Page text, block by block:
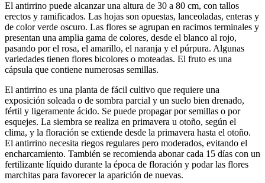
El antirrino puede alcanzar una altura de 30 a 80 cm, con tallos
erectos y ramificados. Las hojas son opuestas, lanceoladas, enteras y
de color verde oscuro. Las flores se agrupan en racimos terminales y
presentan una amplia gama de colores, desde el blanco al rojo,
pasando por el rosa, el amarillo, el naranja y el púrpura. Algunas
variedades tienen flores bicolores o moteadas. El fruto es una
cápsula que contiene numerosas semillas.
El antirrino es una planta de fácil cultivo que requiere una
exposición soleada o de sombra parcial y un suelo bien drenado,
fértil y ligeramente ácido. Se puede propagar por semillas o por
esquejes. La siembra se realiza en primavera u otoño, según el
clima, y la floración se extiende desde la primavera hasta el otoño.
El antirrino necesita riegos regulares pero moderados, evitando el
encharcamiento. También se recomienda abonar cada 15 días con un
fertilizante líquido durante la época de floración y podar las flores
marchitas para favorecer la aparición de nuevas.